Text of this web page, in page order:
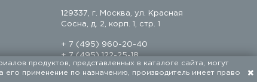
129337, г. Москва, ул. Красная
Сосна, д. 2, корп. 1, стр. 1
+ 7 (495) 960-20-40
+ 7 (495) 122-25-18
Разработка сайта — FACE FAMILY
продуктов, представленных в каталоге сайта, могут
применение по назначению, производитель имеет право